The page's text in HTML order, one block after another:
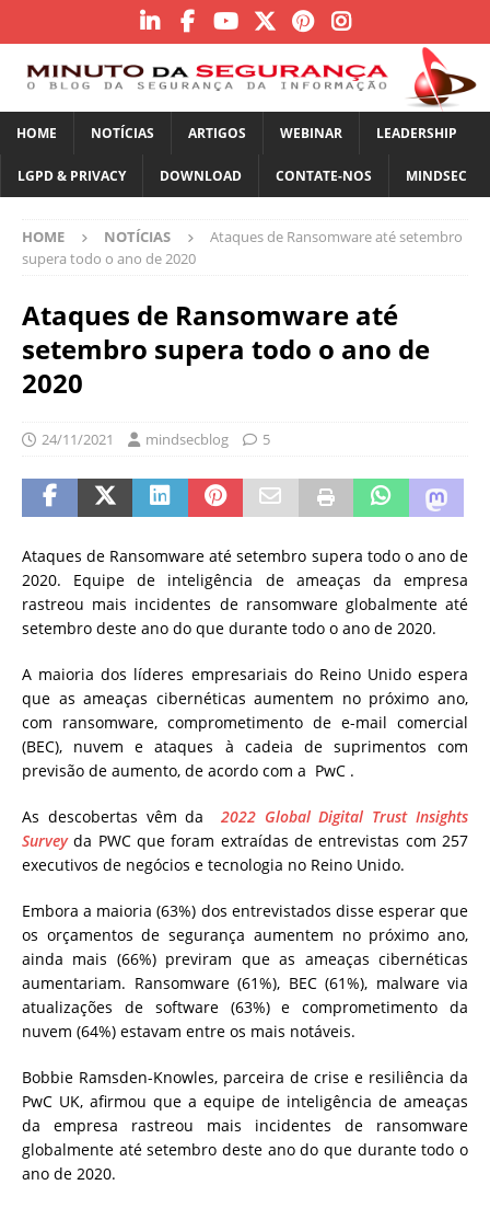
HOME NOTÍCIAS ARTIGOS WEBINAR LEADERSHIP
LGPD & PRIVACY DOWNLOAD CONTATE-NOS MINDSEC
HOME NOTÍCIAS
Ataques de Ransomware até setembro
supera todo o ano de 2020
Ataques de Ransomware até
setembro supera todo o ano de
2020
24/11/2021 mindsecblog 5
Ataques de Ransomware até setembro supera todo o ano de
2020. Equipe de inteligência de ameaças da empresa
rastreou mais incidentes de ransomware globalmente até
setembro deste ano do que durante todo o ano de 2020.
A maioria dos líderes empresariais do Reino Unido espera
que as ameaças cibernéticas aumentem no próximo ano,
com ransomware, comprometimento de e-mail comercial
(BEC), nuvem e ataques à cadeia de suprimentos com
previsão de aumento, de acordo com a PwC .
As descobertas vêm da 2022 Global Digital Trust Insights
Surveyda PWC queforam extraídas de entrevistas com 257
executivos de negócios e tecnologia no Reino Unido.
Embora a maioria (63%) dos entrevistados disse esperar que
os orçamentos de segurança aumentem no próximo ano,
ainda mais (66%) previram que as ameaças cibernéticas
aumentariam. Ransomware (61%), BEC (61%), malware via
atualizações de software (63%) e comprometimento da
nuvem (64%) estavam entre os mais notáveis.
Bobbie Ramsden-Knowles, parceira de crise e resiliência da
PwC UK, afirmou que a equipe de inteligência de ameaças
da empresa rastreou mais incidentes de ransomware
globalmente até setembro deste ano do que durante todo o
ano de 2020.